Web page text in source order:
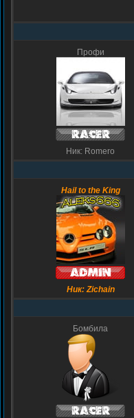
Профи
Ник: Romero
Hail to the King
Ник: Zichain
Бомбила